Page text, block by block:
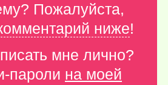
Пожалуйста,
ниже!
мне лично?
пароли на моей